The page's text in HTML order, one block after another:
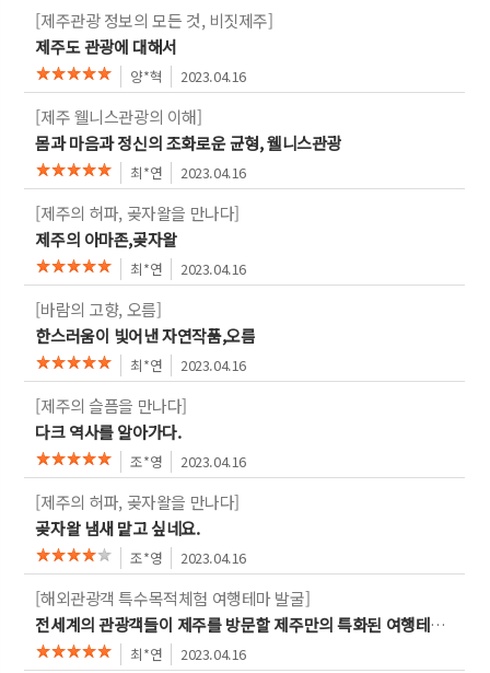
[제주관광 정보의 모든 것, 비짓제주]
제주도 관광에 대해서
양*혁 2023.04.16
[제주 웰니스관광의 이해]
몸과 마음과 정신의 조화로운 균형, 웰니스관광
최*연 2023.04.16
[제주의 허파, 곶자왈을 만나다]
제주의 아마존,곶자왈
최*연 2023.04.16
[바람의 고향, 오름]
한스러움이 빛어낸 자연작품,오름
최*연 2023.04.16
[제주의 슬픔을 만나다]
다크 역사를 알아가다.
조*영 2023.04.16
[제주의 허파, 곶자왈을 만나다]
곶자왈 냄새 맡고 싶네요.
조*영 2023.04.16
[해외관광객 특수목적체험 여행테마 발굴]
전세계의 관광객들이 제주를 방문할 제주만의 특화된 여행테마 발굴을 응원합니다
최*연 2023.04.16